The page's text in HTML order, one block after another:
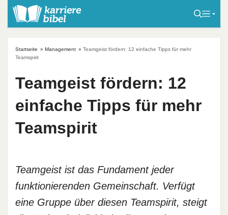
Startseite » Management » Teamgeist fördern: 12 einfache Tipps für mehr
Teamspirit
Teamgeist fördern: 12
einfache Tipps für mehr
Teamspirit
Teamgeist ist das Fundament jeder
funktionierenden Gemeinschaft. Verfügt
eine Gruppe über diesen Teamspirit, steigt